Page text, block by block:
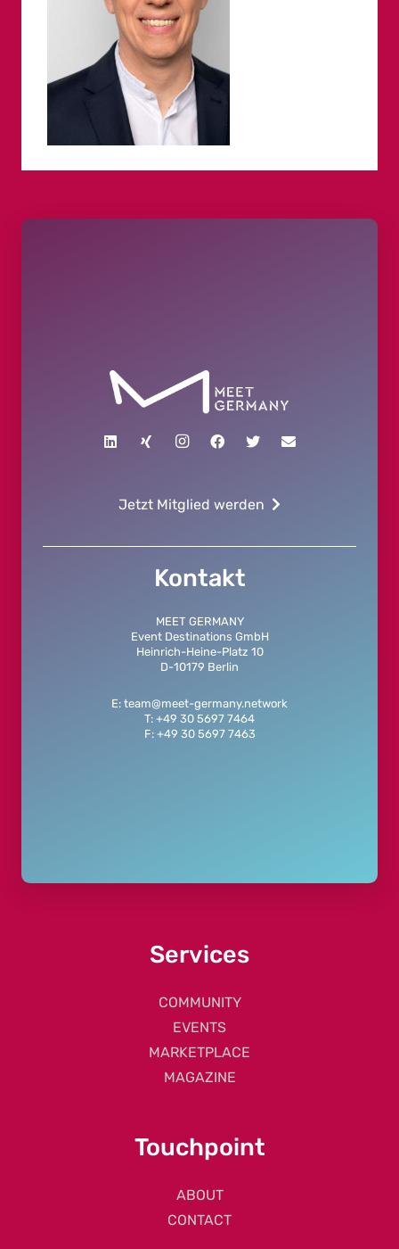
Jetzt Mitglied werden
Kontakt
MEET GERMANY
Event Destinations GmbH
Heinrich-Heine-Platz 10
D-10179 Berlin
E: team@meet-germany.network
T: +49 30 5697 7464
F: +49 30 5697 7463
Services
COMMUNITY
EVENTS
MARKETPLACE
MAGAZINE
Touchpoint
ABOUT
CONTACT